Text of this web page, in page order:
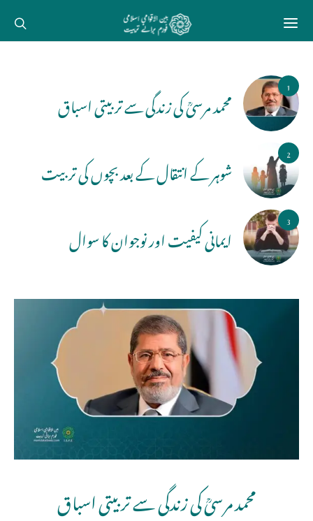
1 محمد مرسیؒ کی زندگی سے تربیتی اسباق
2 شوہر کے انتقال کے بعد بچوں کی تربیت
3 ایمانی کیفیت اور نوجوان کا سوال
محمد مرسیؒ کی زندگی سے تربیتی اسباق